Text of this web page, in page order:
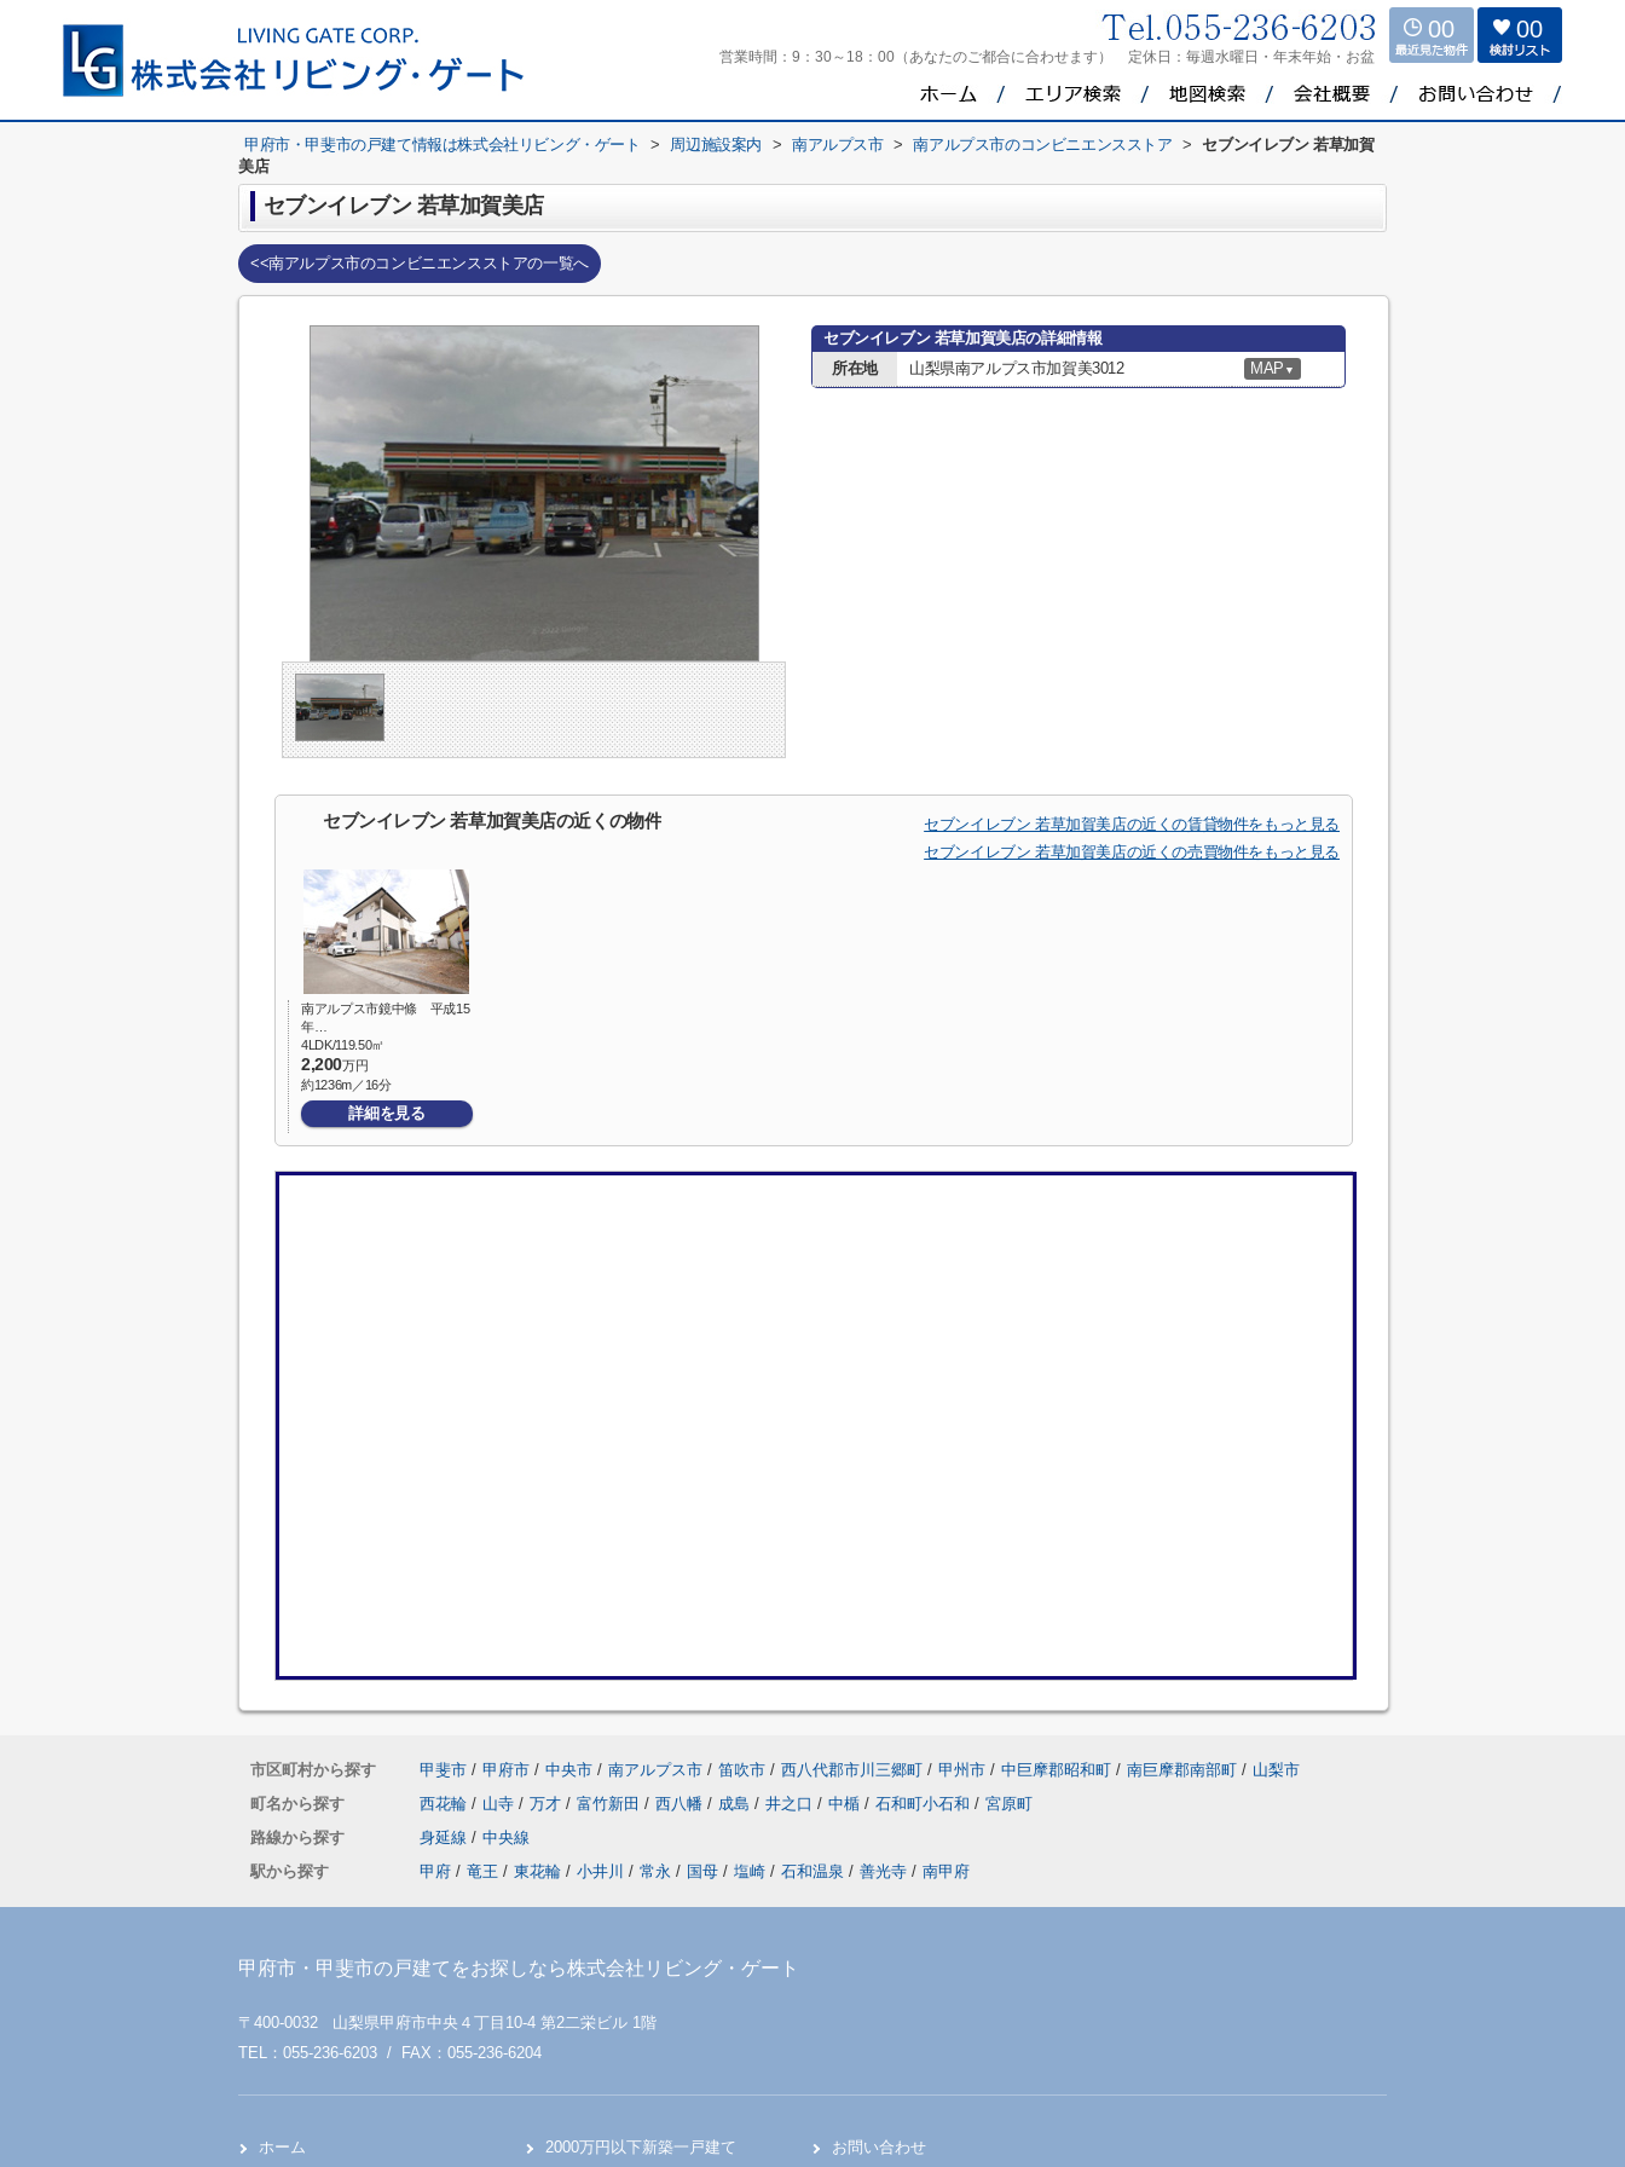
営業時間： 9：30～18：00（あなたのご都合に合わせます） 定休日： 毎週水曜日・年末年始・お盆
00 00
甲府市・甲斐市の戸建て情報は株式会社リビング・ゲート > 周辺施設案内 > 南アルプス市 > 南アルプス市のコンビニエンスストア >
セブンイレブン 若草加賀
美店
セブンイレブン 若草加賀美店
<<南アルプス市のコンビニエンスストアの一覧へ
セブンイレブン 若草加賀美店の詳細情報
所在地
山梨県南アルプス市加賀美3012 MAP ▼
セブンイレブン 若草加賀美店の近くの物件
セブンイレブン 若草加賀美店の近くの賃貸物件をもっと見る
セブンイレブン 若草加賀美店の近くの売買物件をもっと見る
南アルプス市鏡中條 平成15
年…
4LDK/119.50㎡
2,200万円
約1236m／16分
詳細を見る
市区町村から探す 甲斐市 / 甲府市 / 中央市 / 南アルプス市 / 笛吹市 / 西八代郡市川三郷町 / 甲州市 / 中巨摩郡昭和町 / 南巨摩郡南部町 / 山梨市
町名から探す
西花輪 / 山寺 / 万才 / 富竹新田 / 西八幡 / 成島 / 井之口 / 中楯 / 石和町小石和 / 宮原町
路線から探す
身延線 / 中央線
駅から探す
甲府 / 竜王 / 東花輪 / 小井川 / 常永 / 国母 / 塩崎 / 石和温泉 / 善光寺 / 南甲府
甲府市・甲斐市の戸建てをお探しなら株式会社リビング・ゲート
〒400-0032 山梨県甲府市中央４丁目10-4 第2二栄ビル 1階
TEL：055-236-6203 / FAX：055-236-6204
ホーム 2000万円以下新築一戸建て お問い合わせ